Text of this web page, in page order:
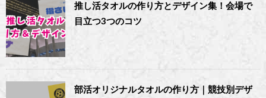
推し活タオルの作り方とデザイン集！会場で
目立つ3つのコツ
部活オリジナルタオルの作り方｜競技別デザ